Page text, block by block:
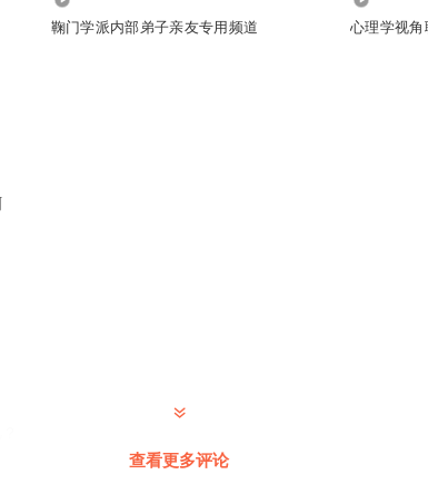
鞠门学派内部弟子亲友专用频道 心理学视角
查看更多评论